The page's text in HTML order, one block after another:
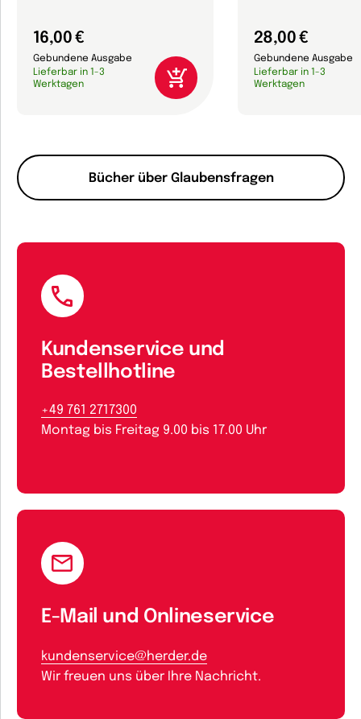
Bücher über Glaubensfragen
16,00 €
Gebundene Ausgabe
Lieferbar in 1-3
Werktagen
28,00 €
Gebundene Ausgabe
Lieferbar in 1-3
Werktagen
Kundenservice und
Bestellhotline
+49 761 2717300
Montag bis Freitag 9.00 bis 17.00 Uhr
E-Mail und Onlineservice
kundenservice@herder.de
Wir freuen uns über Ihre Nachricht.